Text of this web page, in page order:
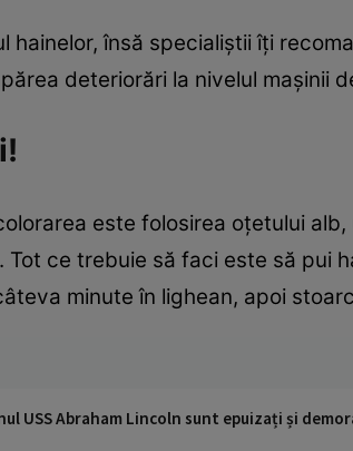
hainelor, însă specialiştii îţi
deteriorări la nivelul maşinii
este folosirea oţetului
ce trebuie să faci este să pui
minute în lighean, apoi
USS Abraham Lincoln sunt epuizați și